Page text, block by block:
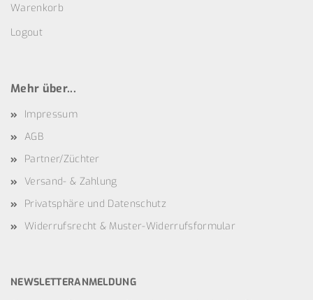
Warenkorb
Logout
Mehr über...
Impressum
AGB
Partner/Züchter
Versand- & Zahlung
Privatsphäre und Datenschutz
Widerrufsrecht & Muster-Widerrufsformular
NEWSLETTERANMELDUNG